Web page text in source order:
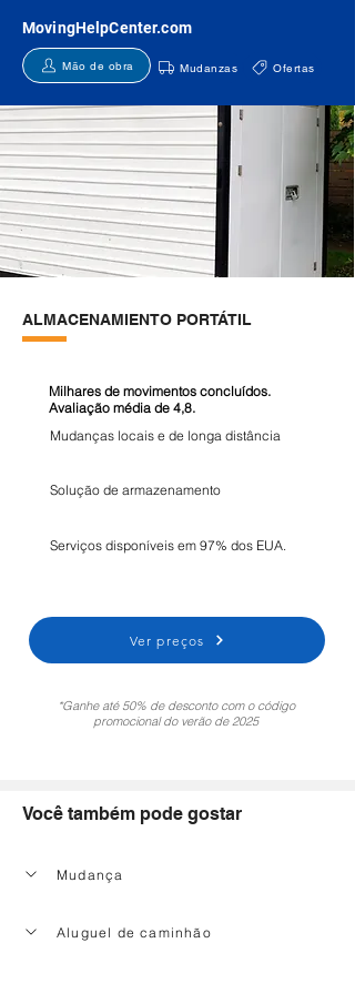
MovingHelpCenter.com
Mão de obra Mudanzas Ofertas
ALMACENAMIENTO PORTÁTIL
Milhares de movimentos concluídos.
Avaliação média de 4,8.
Mudanças locais e de longa distância
Solução de armazenamento
Serviços disponíveis em 97% dos EUA.
Ver preços
*Ganhe até 50% de desconto com o código
promocional do verão de 2025
Você também pode gostar
Mudança
Aluguel de caminhão